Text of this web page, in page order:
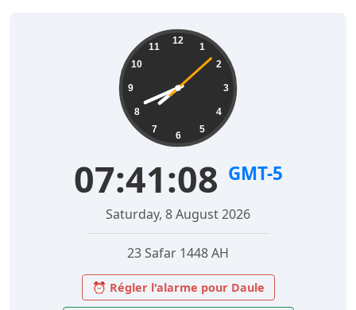
12
1
2
3
4
5
6
7
8
9
10
11
07:41:09 GMT-5
Saturday, 8 August 2026
23 Safar 1448 AH
⏰ Régler l'alarme pour Daule